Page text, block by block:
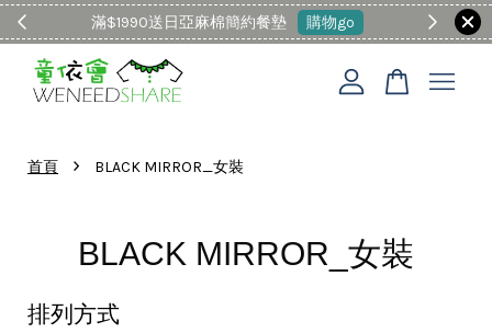
滿$1990送日亞麻棉簡約餐墊 購物go 童裝
首頁 › BLACK MIRROR_女裝
BLACK MIRROR_女裝
排列方式
您的購物車目前還是空的。
繼續購物